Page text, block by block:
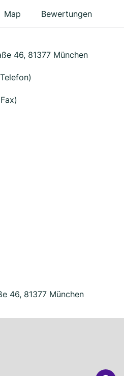
Map Bewertungen
46, 81377 München
46, 81377 München